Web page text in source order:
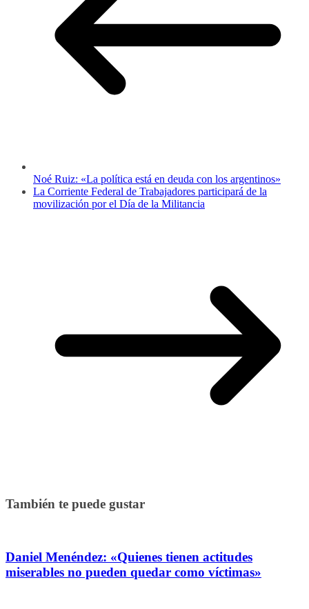
Noé Ruiz: «La política está en deuda con los argentinos»
La Corriente Federal de Trabajadores participará de la
movilización por el Día de la Militancia
También te puede gustar
Daniel Menéndez: «Quienes tienen actitudes
miserables no pueden quedar como víctimas»